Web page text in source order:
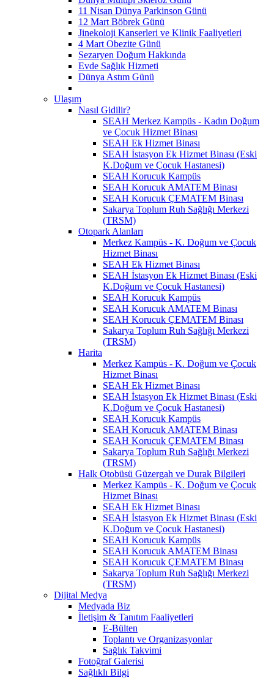
11 Nisan Dünya Parkinson Günü
12 Mart Böbrek Günü
Jinekoloji Kanserleri ve Klinik Faaliyetleri
4 Mart Obezite Günü
Sezaryen Doğum Hakkında
Evde Sağlık Hizmeti
Dünya Astım Günü
Ulaşım
Nasıl Gidilir?
SEAH Merkez Kampüs - Kadın Doğum
ve Çocuk Hizmet Binası
SEAH Ek Hizmet Binası
SEAH İstasyon Ek Hizmet Binası (Eski
K.Doğum ve Çocuk Hastanesi)
SEAH Korucuk Kampüs
SEAH Korucuk AMATEM Binası
SEAH Korucuk ÇEMATEM Binası
Sakarya Toplum Ruh Sağlığı Merkezi
(TRSM)
Otopark Alanları
Merkez Kampüs - K. Doğum ve Çocuk
Hizmet Binası
SEAH Ek Hizmet Binası
SEAH İstasyon Ek Hizmet Binası (Eski
K.Doğum ve Çocuk Hastanesi)
SEAH Korucuk Kampüs
SEAH Korucuk AMATEM Binası
SEAH Korucuk ÇEMATEM Binası
Sakarya Toplum Ruh Sağlığı Merkezi
(TRSM)
Harita
Merkez Kampüs - K. Doğum ve Çocuk
Hizmet Binası
SEAH Ek Hizmet Binası
SEAH İstasyon Ek Hizmet Binası (Eski
K.Doğum ve Çocuk Hastanesi)
SEAH Korucuk Kampüs
SEAH Korucuk AMATEM Binası
SEAH Korucuk ÇEMATEM Binası
Sakarya Toplum Ruh Sağlığı Merkezi
(TRSM)
Halk Otobüsü Güzergah ve Durak Bilgileri
Merkez Kampüs - K. Doğum ve Çocuk
Hizmet Binası
SEAH Ek Hizmet Binası
SEAH İstasyon Ek Hizmet Binası (Eski
K.Doğum ve Çocuk Hastanesi)
SEAH Korucuk Kampüs
SEAH Korucuk AMATEM Binası
SEAH Korucuk ÇEMATEM Binası
Sakarya Toplum Ruh Sağlığı Merkezi
(TRSM)
Dijital Medya
Medyada Biz
İletişim & Tanıtım Faaliyetleri
E-Bülten
Toplantı ve Organizasyonlar
Sağlık Takvimi
Fotoğraf Galerisi
Sağlıklı Bilgi